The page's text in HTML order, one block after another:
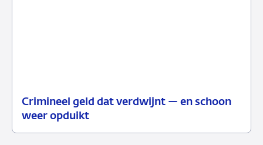
Crimineel geld dat verdwijnt — en schoon
weer opduikt
01
Podcast